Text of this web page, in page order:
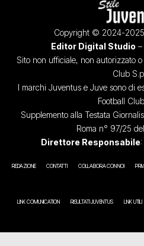
Copyright © 2024-2025
Editor Digital Studio
Sito non ufficiale, non autorizzato
Club
I marchi Juventus e Juve sono di
Football
Supplemento alla Testata
Roma n° 97/25
Direttore Responsabile:
REDAZIONE CONTATTI COLLABORA CON NOI
LINK COMUNICATION RISULTATI JUVENTUS LINK UTILI